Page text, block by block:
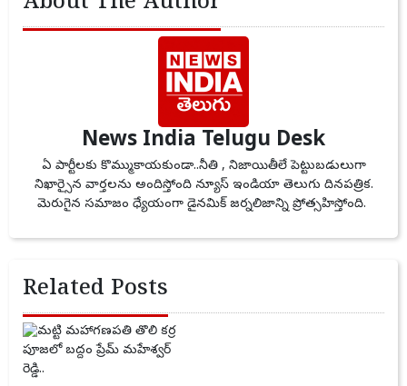
News India Telugu Desk
ఏ పార్టీలకు కొమ్ముకాయకుండా..నీతి , నిజాయితీలే పెట్టుబడులుగా
నిఖార్సైన వార్తలను అందిస్తోంది న్యూస్ ఇండియా తెలుగు దినపత్రిక.
మెరుగైన సమాజం ధ్యేయంగా డైనమిక్ జర్నలిజాన్ని ప్రోత్సహిస్తోంది.
Related Posts